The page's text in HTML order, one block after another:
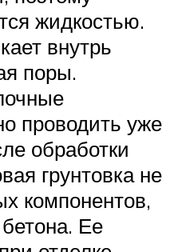
жидкостью.
внутрь
поры.
проводить уже
обработки
грунтовка не
компонентов,
Ее